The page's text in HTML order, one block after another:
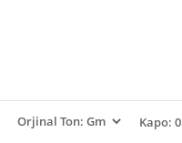
Kapo: 0